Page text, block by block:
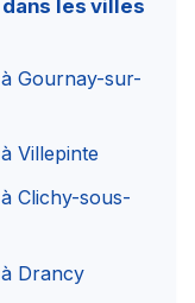
les villes
Gournay-sur-
Villepinte
Clichy-sous-
Drancy